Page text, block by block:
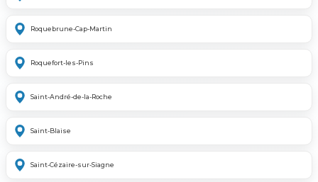
Roquebrune-Cap-Martin
Roquefort-les-Pins
Saint-André-de-la-Roche
Saint-Blaise
Saint-Cézaire-sur-Siagne